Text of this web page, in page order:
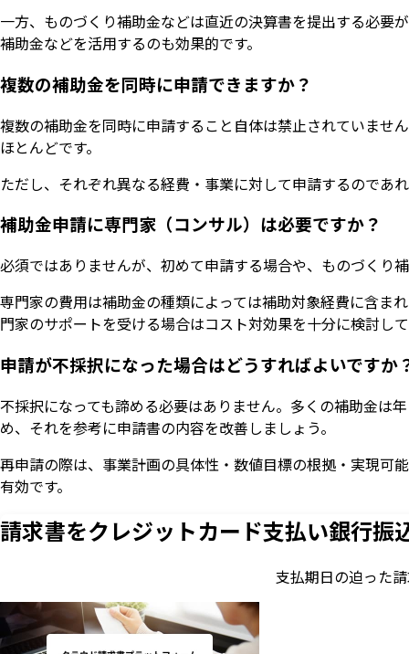
一方、ものづくり補助金などは直近の決算書を提出する必要
補助金などを活用するのも効果的です。
複数の補助金を同時に申請できますか？
複数の補助金を同時に申請すること自体は禁止されていませ
ほとんどです。
ただし、それぞれ異なる経費・事業に対して申請するのであ
補助金申請に専門家（コンサル）は必要ですか？
必須ではありませんが、初めて申請する場合や、ものづくり
専門家の費用は補助金の種類によっては補助対象経費に含ま
門家のサポートを受ける場合はコスト対効果を十分に検討し
申請が不採択になった場合はどうすればよいですか
不採択になっても諦める必要はありません。多くの補助金は
め、それを参考に申請書の内容を改善しましょう。
再申請の際は、事業計画の具体性・数値目標の根拠・実現可
有効です。
請求書をクレジットカード支払い銀行振
支払期日の迫った